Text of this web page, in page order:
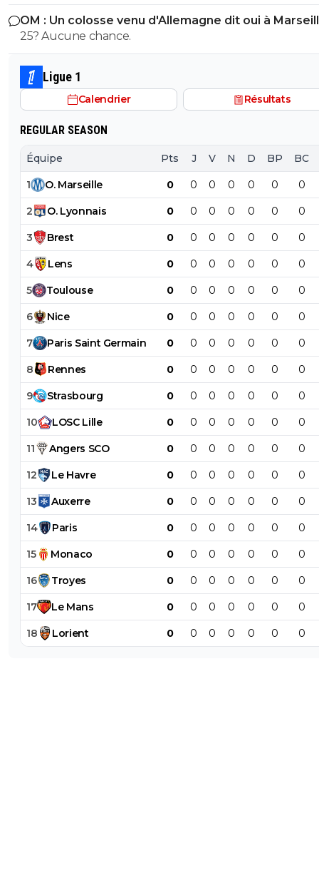
choquer personne ? On galere a mettre 10M de plus sur
Godts tout le monde m'explique "gneuh gneuh c'est
normal on veut pas surpayer" alors qu'on joue les
10M pres. Mais un mec remplacant au Barca dans la derniere
année de son contrat et qui a flop a city, mettre 50M
eux ils otn eu Adeymi pour 29M on va vouloir me faire
la pillule que c'est bien ? et allez vous faire foutre C'est
Kroupi Jr qu'il fallait putain !
OM : Un colosse venu d'Allemagne dit oui à
25? Aucune chance.
Ligue 1
Calendrier Résultats
REGULAR SEASON
Équipe Pts J V N D BP BC
1 O. Marseille 0 0 0 0 0 0 0
2 O. Lyonnais 0 0 0 0 0 0 0
3 Brest 0 0 0 0 0 0 0
4 Lens 0 0 0 0 0 0 0
5 Toulouse 0 0 0 0 0 0 0
6 Nice 0 0 0 0 0 0 0
7 Paris Saint Germain 0 0 0 0 0 0 0
8 Rennes 0 0 0 0 0 0 0
9 Strasbourg 0 0 0 0 0 0 0
10 LOSC Lille 0 0 0 0 0 0 0
11 Angers SCO 0 0 0 0 0 0 0
12 Le Havre 0 0 0 0 0 0 0
13 Auxerre 0 0 0 0 0 0 0
14 Paris 0 0 0 0 0 0 0
15 Monaco 0 0 0 0 0 0 0
16 Troyes 0 0 0 0 0 0 0
17 Le Mans 0 0 0 0 0 0 0
18 Lorient 0 0 0 0 0 0 0